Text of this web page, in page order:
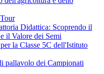
Didattica: Scoprendo il
il Valore dei Semi
la Classe 5C dell'Istituto
pallavolo dei Campionati